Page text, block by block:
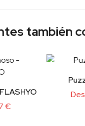
también
€